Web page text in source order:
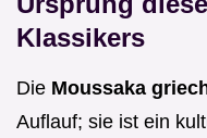
Klassikers
Die Moussaka
Auflauf; sie ist ein